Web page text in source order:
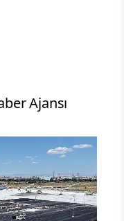
Ajansı